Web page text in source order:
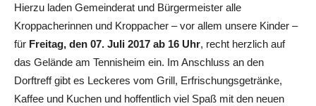
Hierzu laden Gemeinderat und Bürgermeister alle
Kroppacherinnen und Kroppacher – vor allem unsere Kinder –
für Freitag, den 07. Juli 2017 ab 16 Uhr, recht herzlich auf
das Gelände am Tennisheim ein. Im Anschluss an den
Dorftreff gibt es Leckeres vom Grill, Erfrischungsgetränke,
Kaffee und Kuchen und hoffentlich viel Spaß mit den neuen